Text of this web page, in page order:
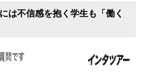
は不信感を抱く学生も「働く